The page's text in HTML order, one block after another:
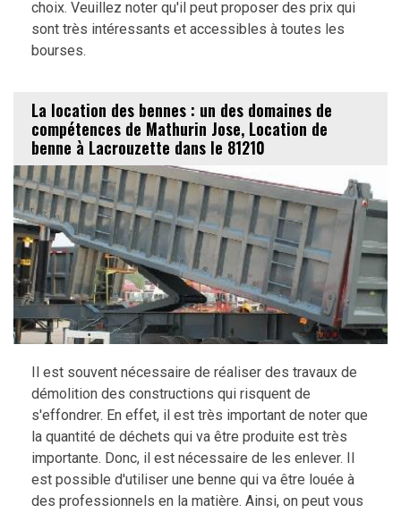
choix. Veuillez noter qu'il peut proposer des prix qui
sont très intéressants et accessibles à toutes les
bourses.
La location des bennes : un des domaines de
compétences de Mathurin Jose, Location de
benne à Lacrouzette dans le 81210
Il est souvent nécessaire de réaliser des travaux de
démolition des constructions qui risquent de
s'effondrer. En effet, il est très important de noter que
la quantité de déchets qui va être produite est très
importante. Donc, il est nécessaire de les enlever. Il
est possible d'utiliser une benne qui va être louée à
des professionnels en la matière. Ainsi, on peut vous